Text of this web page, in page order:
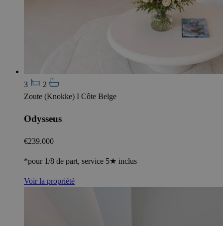
3
2
Zoute (Knokke) I Côte Belge
Odysseus
€239.000
*pour 1/8 de part, service 5★ inclus
Voir la propriété